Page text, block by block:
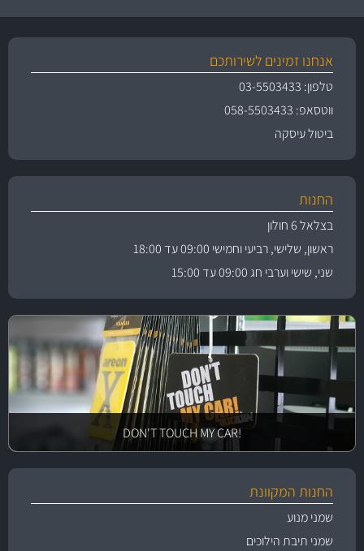
אנחנו זמינים לשירותכם
טלפון: 03-5503433
ווטסאפ: 058-5503433
ביטול עיסקה
החנות
בצלאל 6 חולון
ראשון, שלישי, רביעי וחמישי 09:00 עד 18:00
שני, שישי וערבי חג 09:00 עד 15:00
!DON'T TOUCH MY CAR
החנות המקוונת
שמני מנוע
שמני תיבת הילוכים